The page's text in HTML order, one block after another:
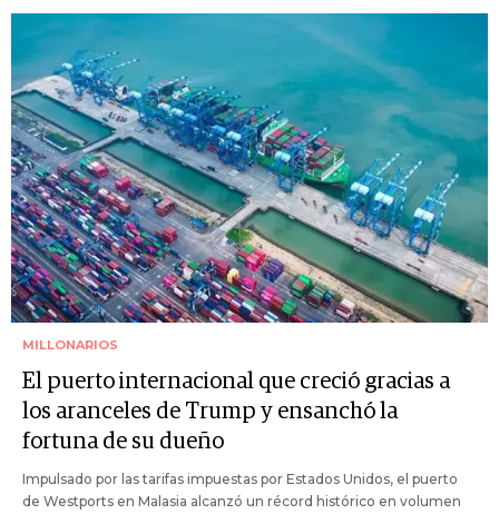
MILLONARIOS
El puerto internacional que creció gracias a
los aranceles de Trump y ensanchó la
fortuna de su dueño
Impulsado por las tarifas impuestas por Estados Unidos, el puerto
de Westports en Malasia alcanzó un récord histórico en volumen